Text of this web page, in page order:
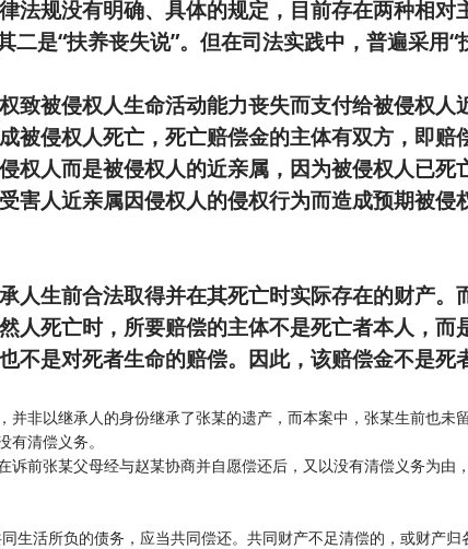
法规没有明确、具体的规定，目前存在两种相对
二是“扶养丧失说”。但在司法实践中，普遍采用“
致被侵权人生命活动能力丧失而支付给被侵权人
被侵权人死亡，死亡赔偿金的主体有双方，即赔
权人而是被侵权人的近亲属，因为被侵权人已死
害人近亲属因侵权人的侵权行为而造成预期被侵
人生前合法取得并在其死亡时实际存在的财产。
人死亡时，所要赔偿的主体不是死亡者本人，而
不是对死者生命的赔偿。因此，该赔偿金不是死
非以继承人的身份继承了张某的遗产，而本案中，张某生前也未
清偿义务。
前张某父母经与赵某协商并自愿偿还后，又以没有清偿义务为由
生活所负的债务，应当共同偿还。共同财产不足清偿的，或财产归